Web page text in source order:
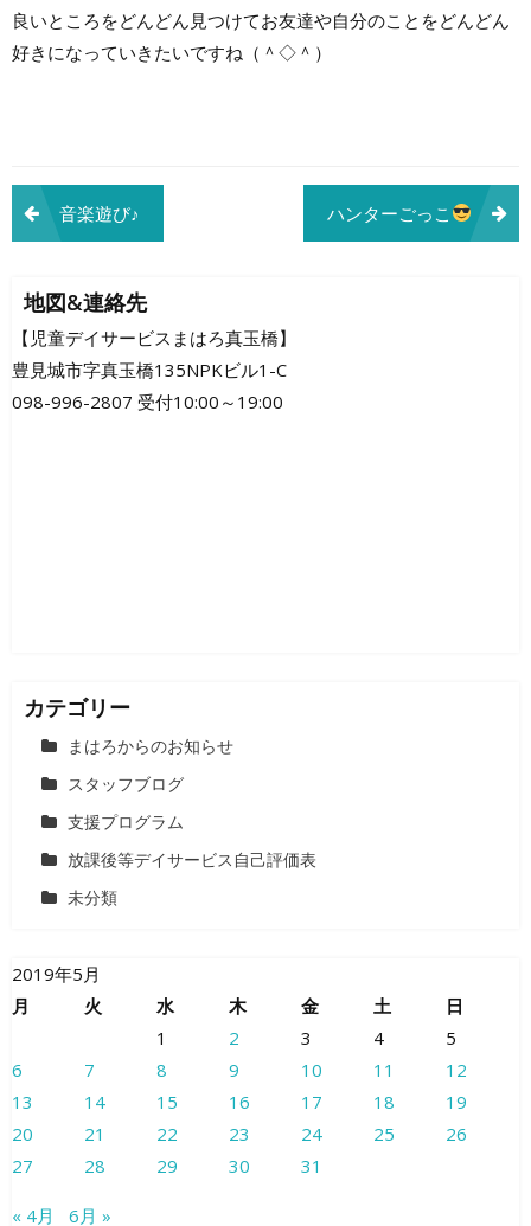
良いところをどんどん見つけてお友達や自分のことをどんどん
好きになっていきたいですね（＾◇＾）
投
稿
ナ
ビ
ゲ
音楽遊び♪ ハンターごっこ
地図&連絡先
【児童デイサービスまはろ真玉橋】
豊見城市字真玉橋135NPKビル1-C
098-996-2807 受付10:00～19:00
カテゴリー
まはろからのお知らせ
スタッフブログ
支援プログラム
放課後等デイサービス自己評価表
未分類
2019年5月
月
火 水 木 金 土
日
1
2 3 4
5
6
7 8 9 10 11
12
13
14 15 16 17 18
19
20
21 22 23 24 25
26
27
28 29 30 31
« 4月 6月 »